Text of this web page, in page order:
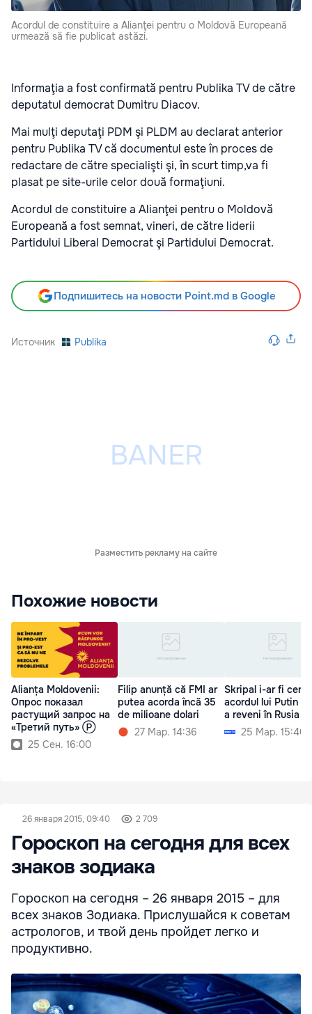
Acordul de constituire a Alianţei pentru o Moldovă Europeană
urmează să fie publicat astăzi.
Informaţia a fost confirmată pentru Publika TV de către
deputatul democrat Dumitru Diacov.
Mai mulţi deputaţi PDM şi PLDM au declarat anterior
pentru Publika TV că documentul este în proces de
redactare de către specialişti şi, în scurt timp,va fi
plasat pe site-urile celor două formaţiuni.
Acordul de constituire a Alianţei pentru o Moldovă
Europeană a fost semnat, vineri, de către liderii
Partidului Liberal Democrat şi Partidului Democrat.
Подпишитесь на новости Point.md в Google
Источник Publika
Разместить рекламу на сайте
Похожие новости
Alianța Moldovenii:
Опрос показал
растущий запрос на
«Третий путь» Ⓟ
25 Сен. 16:00
Filip anunță că FMI ar
putea acorda încă 35
de milioane dolari
27 Мар. 14:36
Skripal i-ar fi cerut
acordul lui Putin
a reveni în Rusia
25 Мар. 15:40
26 января 2015, 09:40 2 709
Гороскоп на сегодня для всех
знаков зодиака
Гороскоп на сегодня – 26 января 2015 – для
всех знаков Зодиака. Прислушайся к советам
астрологов, и твой день пройдет легко и
продуктивно.